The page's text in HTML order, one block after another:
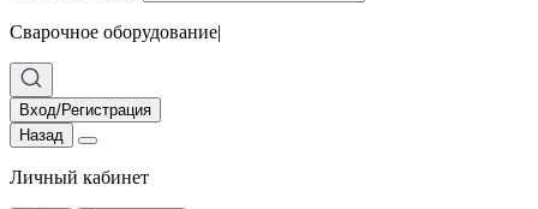
Сварочное оборудование|
Вход/Регистрация
Назад
Личный кабинет